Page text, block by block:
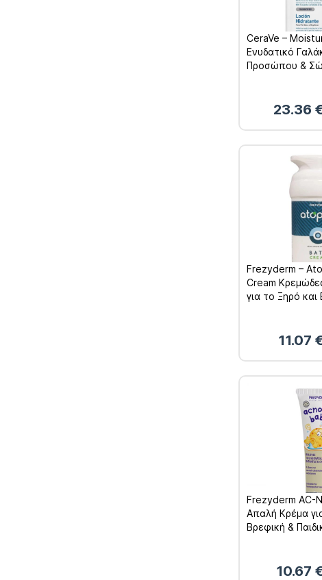
CeraVe –
Ενυδατικό
Προσώπου &
23.36
Frezyderm –
Cream
για το Ξηρό και
11.07
Frezyderm AC-
Απαλή Κρέμα
Βρεφική &
10.67